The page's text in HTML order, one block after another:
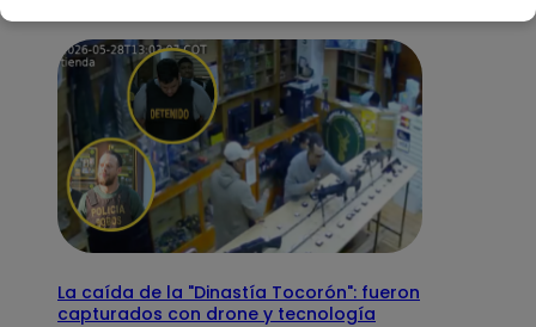
La caída de la "Dinastía Tocorón": fueron
capturados con drone y tecnología